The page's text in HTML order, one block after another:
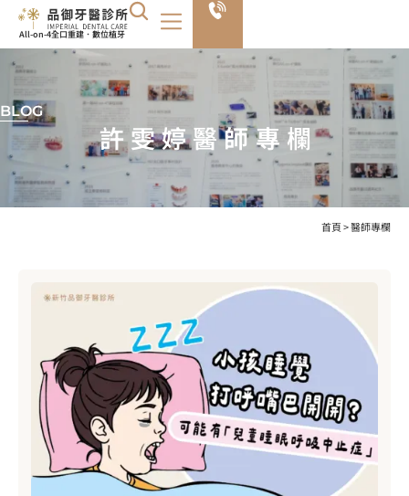
All-on-4全口重建．數位植牙
BLOG
許雯婷醫師專欄
首頁>醫師專欄